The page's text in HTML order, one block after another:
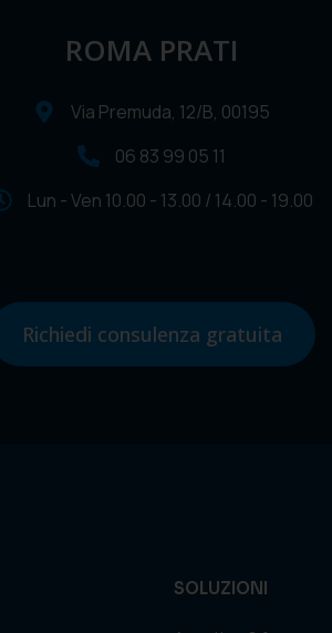
ROMA PRATI
Via Premuda, 12/B, 00195
06 83 99 05 11
Lun - Ven 10.00 - 13.00 / 14.00 - 19.00
Richiedi consulenza gratuita
SOLUZIONI